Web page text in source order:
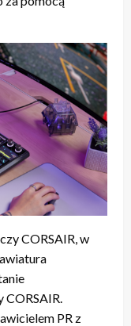
CORSAIR, w
PR z